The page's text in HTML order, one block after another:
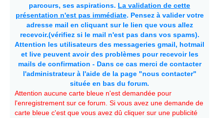
parcours, ses aspirations. La validation de cette
présentation n'est pas immédiate. Pensez à valider votre
adresse mail en cliquant sur le lien que vous allez
recevoir.(vérifiez si le mail n'est pas dans vos spams).
Attention les utilisateurs des messageries gmail, hotmail
et live peuvent avoir des problèmes pour recevoir les
mails de confirmation - Dans ce cas merci de contacter
l'administrateur à l'aide de la page "nous contacter"
située en bas du forum.
Attention aucune carte bleue n'est demandée pour
l'enregistrement sur ce forum. Si vous avez une demande de
carte bleue c'est que vous avez dû cliquer sur une publicité